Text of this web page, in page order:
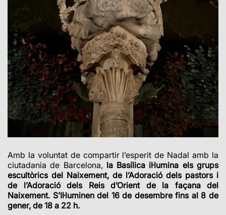
Amb la voluntat de compartir l’esperit de Nadal amb la
ciutadania de Barcelona, la Basílica il·lumina els grups
escultòrics del Naixement, de l’Adoració dels pastors i
de l’Adoració dels Reis d’Orient de la façana del
Naixement. S’Il·luminen del 16 de desembre fins al 8 de
gener, de 18 a 22 h.